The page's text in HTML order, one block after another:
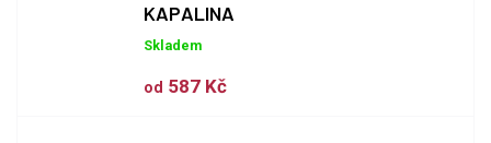
KAPALINA
Skladem
od 587 Kč